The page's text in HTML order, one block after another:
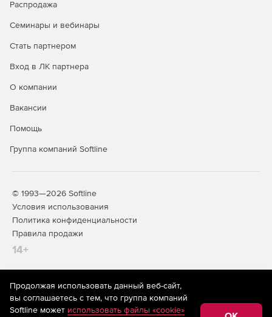
Распродажа
Семинары и вебинары
Стать партнером
Вход в ЛК партнера
О компании
Вакансии
Помощь
Группа компаний Softline
© 1993—2026 Softline
Условия использования
Политика конфиденциальности
Правила продажи
14+
На информационном ресурсе store.softline.ru применяются
рекомендательные технологии(информационные технологии
предоставления информации на основе сбора,
Продолжая использовать данный веб-сайт,
вы соглашаетесь с тем, что группа компаний
Softline может использовать файлы «cookie»